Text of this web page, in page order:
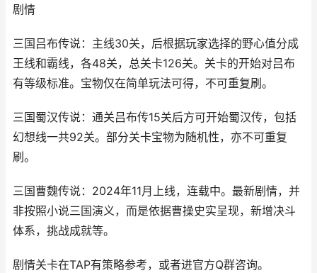
剧情
三国吕布传说：主线30关，后根据玩家选择的野心值分成
王线和霸线，各48关，总关卡126关。关卡的开始对吕布
有等级标准。宝物仅在简单玩法可得，不可重复刷。
三国蜀汉传说：通关吕布传15关后方可开始蜀汉传，包括
幻想线一共92关。部分关卡宝物为随机性，亦不可重复
刷。
三国曹魏传说：2024年11月上线，连载中。最新剧情，并
非按照小说三国演义，而是依据曹操史实呈现，新增决斗
体系，挑战成就等。
剧情关卡在TAP有策略参考，或者进官方Q群咨询。